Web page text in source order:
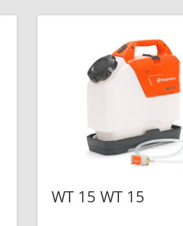
WT 15 WT 15